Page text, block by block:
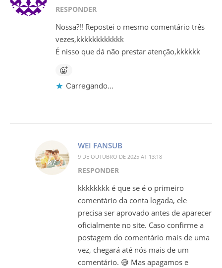
RESPONDER
Nossa?!! Repostei o mesmo comentário três
vezes,kkkkkkkkkkkk
É nisso que dá não prestar atenção,kkkkkk
Carregando...
WEI FANSUB
9 DE OUTUBRO DE 2025 AT 13:18
RESPONDER
kkkkkkkk é que se é o primeiro
comentário da conta logada, ele
precisa ser aprovado antes de aparecer
oficialmente no site. Caso confirme a
postagem do comentário mais de uma
vez, chegará até nós mais de um
comentário. 😅 Mas apagamos e